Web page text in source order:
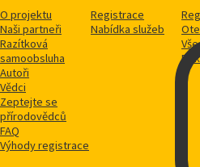
O projektu
Naši partneři
Razítková
samoobsluha
Autoři
Vědci
Zeptejte se
přírodovědců
FAQ
Výhody registrace
Registrace
Nabídka služeb
Vše